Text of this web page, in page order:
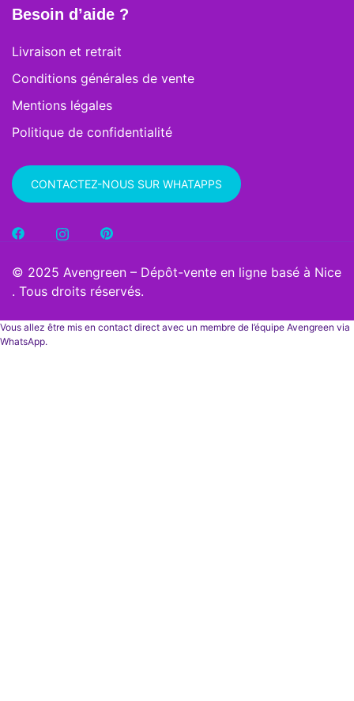
Besoin d’aide ?
Livraison et retrait
Conditions générales de vente
Mentions légales
Politique de confidentialité
CONTACTEZ-NOUS SUR WHATAPPS
© 2025 Avengreen – Dépôt-vente en ligne basé à Nice
. Tous droits réservés.
Vous allez être mis en contact direct avec un membre de l’équipe Avengreen via
WhatsApp.